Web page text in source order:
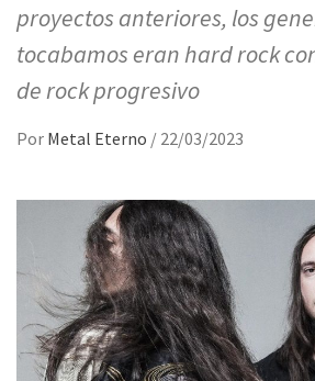
proyectos anteriores, los
tocabamos eran hard rock
de rock progresivo
Por Metal Eterno / 22/03/2023